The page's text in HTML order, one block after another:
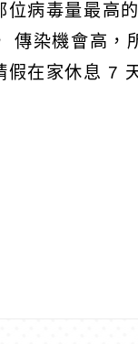
位病毒量最高
傳染機會高，
假在家休息 7